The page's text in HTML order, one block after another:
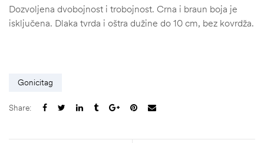
Dozvoljena dvobojnost i trobojnost. Crna i braun boja je
isključena. Dlaka tvrda i oštra dužine do 10 cm, bez kovrdža.
Gonicitag
Share: